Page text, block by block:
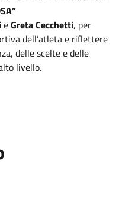
eGreta Cecchetti, per
dell’atleta e riflettere
delle scelte e delle
livello.